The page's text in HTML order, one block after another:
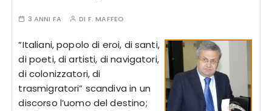
3 ANNI FA DI F. MAFFEO
“Italiani, popolo di eroi, di santi,
di poeti, di artisti, di navigatori,
di colonizzatori, di
trasmigratori” scandiva in un
discorso l’uomo del destino;